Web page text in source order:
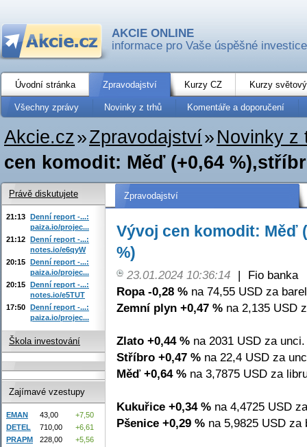
AKCIE ONLINE
informace pro Vaše úspěšné investice
Úvodní stránka Zpravodajství Kurzy CZ Kurzy
Všechny zprávy Novinky z trhů Komentáře a doporučení
Akcie.cz»Zpravodajství» Novinky z
cen komodit: Měď (+0,64
Zpravodajství
Vývoj cen komodit: Měď
%)
23.01.2024 10:36:14 |
Fio banka
Ropa -0,28 % na 74,55 USD za
Zemní plyn +0,47 % na 2,135 USD
Zlato +0,44 % na 2031 USD za unci.
Stříbro +0,47 % na 22,4 USD za
Měď +0,64 % na 3,7875 USD za
Kukuřice +0,34 % na 4,4725 USD
Pšenice +0,29 % na 5,9825 USD za
Právě diskutujete
21:13 Denní report -...:
paiza.io/projec...
21:12 Denní report -...:
notes.io/e6qyW
20:15 Denní report -...:
paiza.io/projec...
20:15 Denní report -...:
notes.io/e5TUT
17:50 Denní report -...:
paiza.io/projec...
Škola investování
Zajímavé vzestupy
EMAN 43,00
+7,50
DETEL
710,00
+6,61
PRAPM
228,00
+5,56